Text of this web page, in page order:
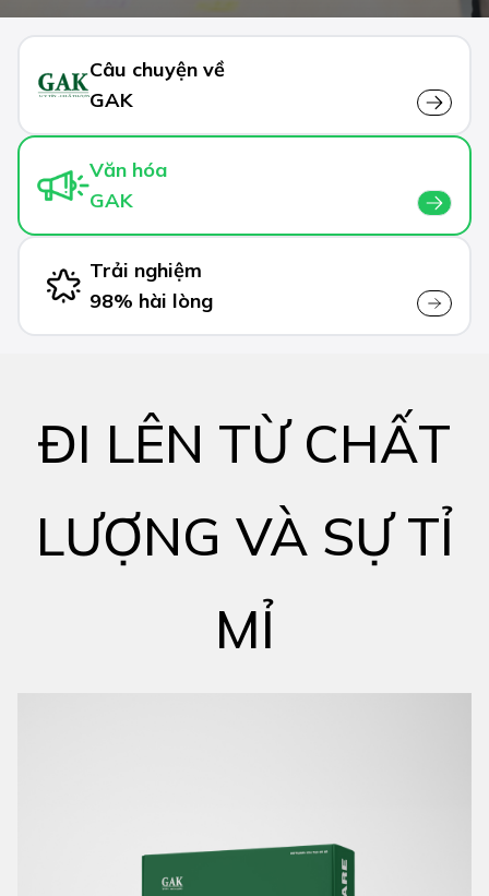
Câu chuyện về
GAK
Văn hóa
GAK
Trải nghiệm
98% hài lòng
ĐI LÊN TỪ CHẤT
LƯỢNG VÀ SỰ TỈ
MỈ